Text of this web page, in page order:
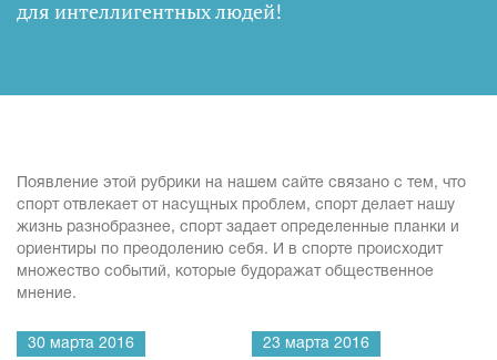
для интеллигентных людей!
Появление этой рубрики на нашем сайте связано с тем, что
спорт отвлекает от насущных проблем, спорт делает нашу
жизнь разнобразнее, спорт задает определенные планки и
ориентиры по преодолению себя. И в спорте происходит
множество событий, которые будоражат общественное
мнение.
30 марта 2016 23 марта 2016